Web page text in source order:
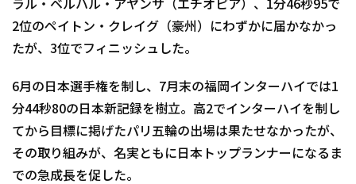
ラル・ベルハル・アヤンサ（エチオピア）、1分46秒95で
2位のペイトン・クレイグ（豪州）にわずかに届かなかっ
たが、3位でフィニッシュした。
6月の日本選手権を制し、7月末の福岡インターハイでは1
分44秒80の日本新記録を樹立。高2でインターハイを制し
てから目標に掲げたパリ五輪の出場は果たせなかったが、
その取り組みが、名実ともに日本トップランナーになるま
での急成長を促した。